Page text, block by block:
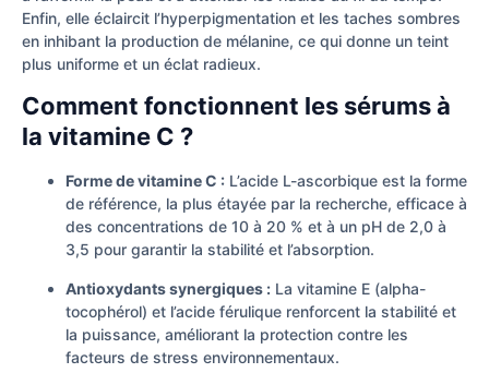
Enfin, elle éclaircit l’hyperpigmentation et les taches sombres
en inhibant la production de mélanine, ce qui donne un teint
plus uniforme et un éclat radieux.
Comment fonctionnent les sérums à
la vitamine C ?
Forme de vitamine C : L’acide L-ascorbique est la forme
de référence, la plus étayée par la recherche, efficace à
des concentrations de 10 à 20 % et à un pH de 2,0 à
3,5 pour garantir la stabilité et l’absorption.
Antioxydants synergiques : La vitamine E (alpha-
tocophérol) et l’acide férulique renforcent la stabilité et
la puissance, améliorant la protection contre les
facteurs de stress environnementaux.